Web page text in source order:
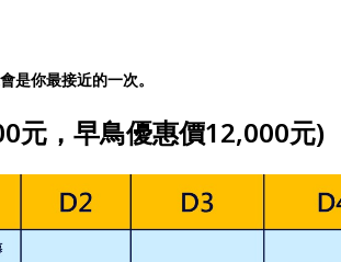
是你最接近的一次。
元，早鳥優惠價12,000元)